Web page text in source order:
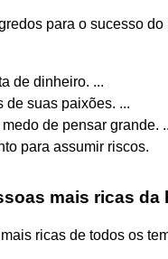
para o sucesso do
de dinheiro. ...
de suas paixões. ...
de pensar grande.
para assumir riscos.
mais ricas da
ricas de todos os